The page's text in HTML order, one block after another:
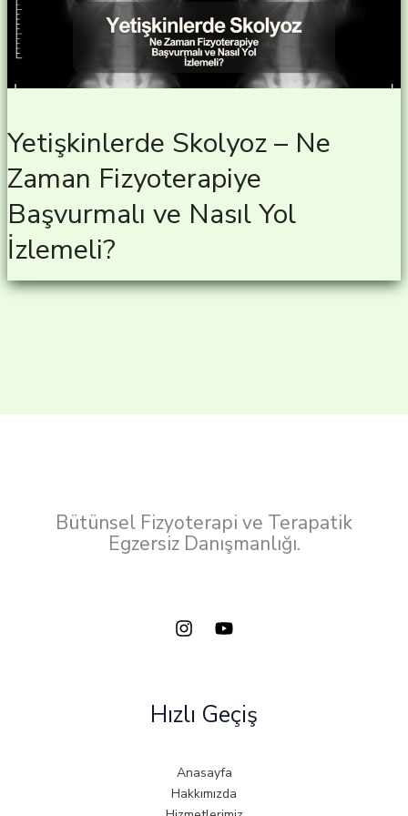
Yetişkinlerde Skolyoz – Ne
Zaman Fizyoterapiye
Başvurmalı ve Nasıl Yol
İzlemeli?
Bütünsel Fizyoterapi ve Terapatik
Egzersiz Danışmanlığı.
Hızlı Geçiş
Anasayfa
Hakkımızda